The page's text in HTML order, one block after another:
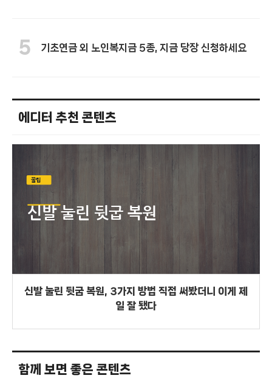
5 기초연금 외 노인복지금 5종, 지금 당장 신청하세요
에디터 추천 콘텐츠
신발 눌린 뒷굽 복원, 3가지 방법 직접 써봤더니 이게 제
일 잘 됐다
함께 보면 좋은 콘텐츠